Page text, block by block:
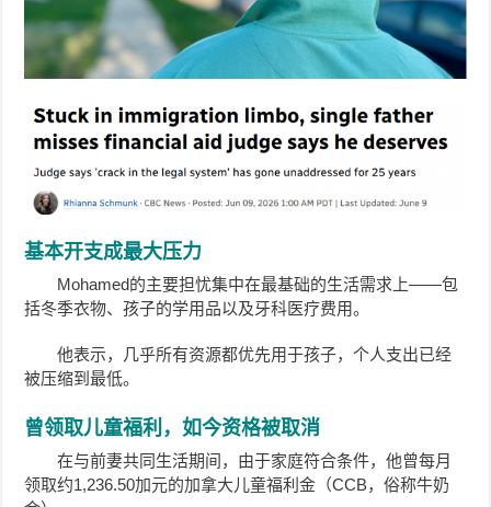
基本开支成最大压力
Mohamed的主要担忧集中在最基础的生活需求上——包
括冬季衣物、孩子的学用品以及牙科医疗费用。
他表示，几乎所有资源都优先用于孩子，个人支出已经
被压缩到最低。
曾领取儿童福利，如今资格被取消
在与前妻共同生活期间，由于家庭符合条件，他曾每月
领取约1,236.50加元的加拿大儿童福利金（CCB，俗称牛奶